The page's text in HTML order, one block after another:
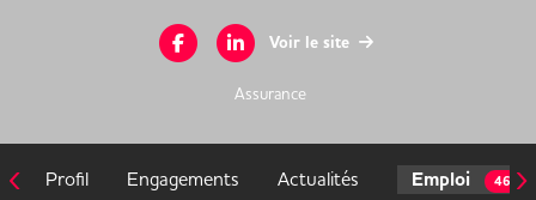
Voir le site
Assurance
Profil Engagements Actualités Emploi 46
‹ ›